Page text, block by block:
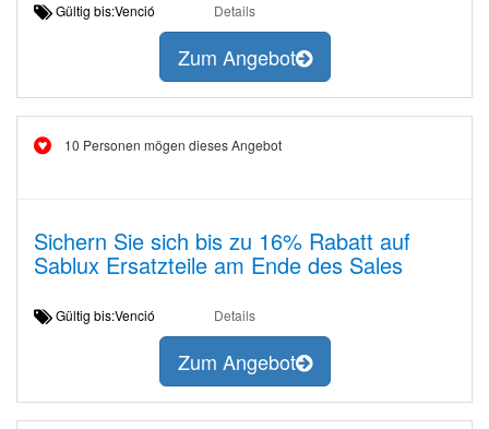
Gültig bis:Venció Details
Zum Angebot
10 Personen mögen dieses Angebot
Sichern Sie sich bis zu 16% Rabatt auf
Sablux Ersatzteile am Ende des Sales
Gültig bis:Venció Details
Zum Angebot